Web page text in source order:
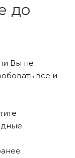
до
Вы не
все и